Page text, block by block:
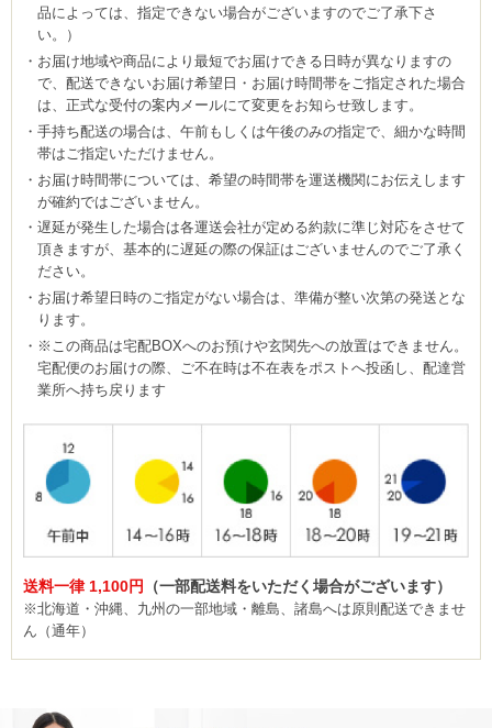
品によっては、指定できない場合がございますのでご了承下さ
い。）
お届け地域や商品により最短でお届けできる日時が異なりますの
で、配送できないお届け希望日・お届け時間帯をご指定された場合
は、正式な受付の案内メールにて変更をお知らせ致します。
手持ち配送の場合は、午前もしくは午後のみの指定で、細かな時間
帯はご指定いただけません。
お届け時間帯については、希望の時間帯を運送機関にお伝えします
が確約ではございません。
遅延が発生した場合は各運送会社が定める約款に準じ対応をさせて
頂きますが、基本的に遅延の際の保証はございませんのでご了承く
ださい。
お届け希望日時のご指定がない場合は、準備が整い次第の発送とな
ります。
※この商品は宅配BOXへのお預けや玄関先への放置はできません。
宅配便のお届けの際、ご不在時は不在表をポストへ投函し、配達営
業所へ持ち戻ります
送料一律 1,100円 （一部配送料をいただく場合がございます）
※北海道・沖縄、九州の一部地域・離島、諸島へは原則配送できませ
ん（通年）